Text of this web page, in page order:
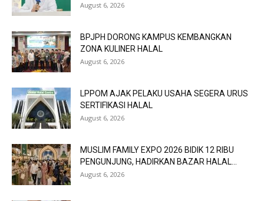
August 6, 2026
BPJPH DORONG KAMPUS KEMBANGKAN
ZONA KULINER HALAL
August 6, 2026
LPPOM AJAK PELAKU USAHA SEGERA URUS
SERTIFIKASI HALAL
August 6, 2026
MUSLIM FAMILY EXPO 2026 BIDIK 12 RIBU
PENGUNJUNG, HADIRKAN BAZAR HALAL...
August 6, 2026